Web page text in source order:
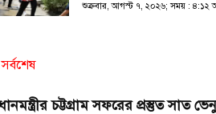
শুক্রবার, আগস্ট ৭, ২০২৬; সময় : ৪:১২
সর্বশেষ
চট্টগ্রাম সফরের প্রস্তুত সাত